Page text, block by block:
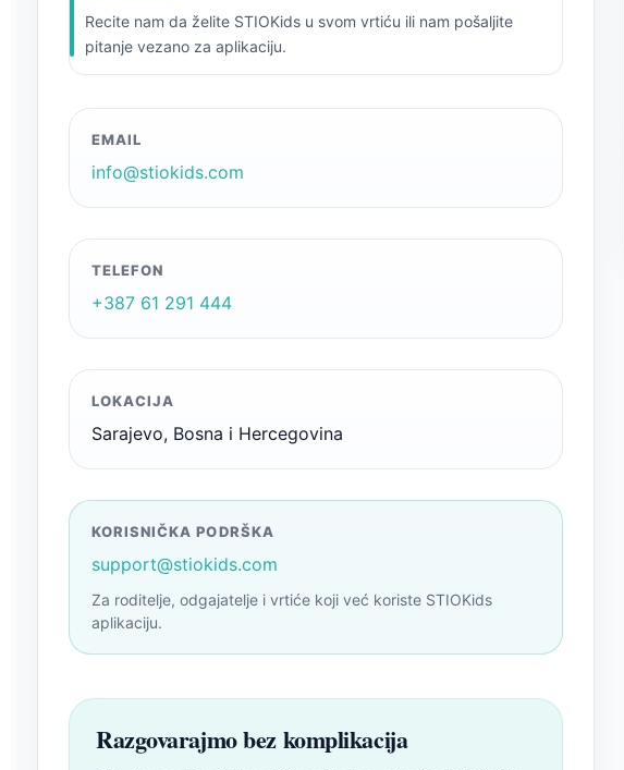
Recite nam da želite STIOKids u svom vrtiću ili nam pošaljite
pitanje vezano za aplikaciju.
EMAIL
info@stiokids.com
TELEFON
+387 61 291 444
LOKACIJA
Sarajevo, Bosna i Hercegovina
KORISNIČKA PODRŠKA
support@stiokids.com
Za roditelje, odgajatelje i vrtiće koji već koriste STIOKids
aplikaciju.
Razgovarajmo bez komplikacija